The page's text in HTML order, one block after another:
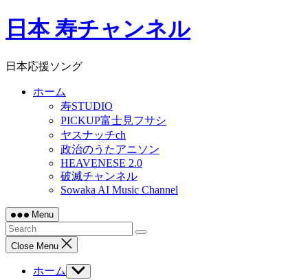
Skip
to日本 寿チャンネル
日本応援ソング
ホーム
寿STUDIO
PICKUP富士見フサシ
ヤスナッチch
政治のうたアニソン
HEAVENESE 2.0
破滅チャンネル
Sowaka AI Music Channel
Menu
Close Menu
ホーム
Show